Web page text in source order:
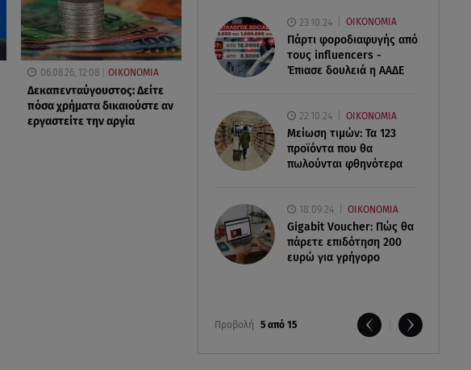
23.10.24 ΟΙΚΟΝΟΜΙΑ
Πάρτι φοροδιαφυγής από
τους influencers -
Έπιασε δουλειά η ΑΑΔΕ
22.10.24 ΟΙΚΟΝΟΜΙΑ
Μείωση τιμών: Τα 123
προϊόντα που θα
πωλούνται φθηνότερα
18.09.24 ΟΙΚΟΝΟΜΙΑ
Gigabit Voucher: Πώς θα
πάρετε επιδότηση 200
ευρώ για γρήγορο
Προβολή 5 από 15
06.08.26, 12:08 ΟΙΚΟΝΟΜΙΑ
Δεκαπενταύγουστος: Δείτε
πόσα χρήματα δικαιούστε αν
εργαστείτε την αργία